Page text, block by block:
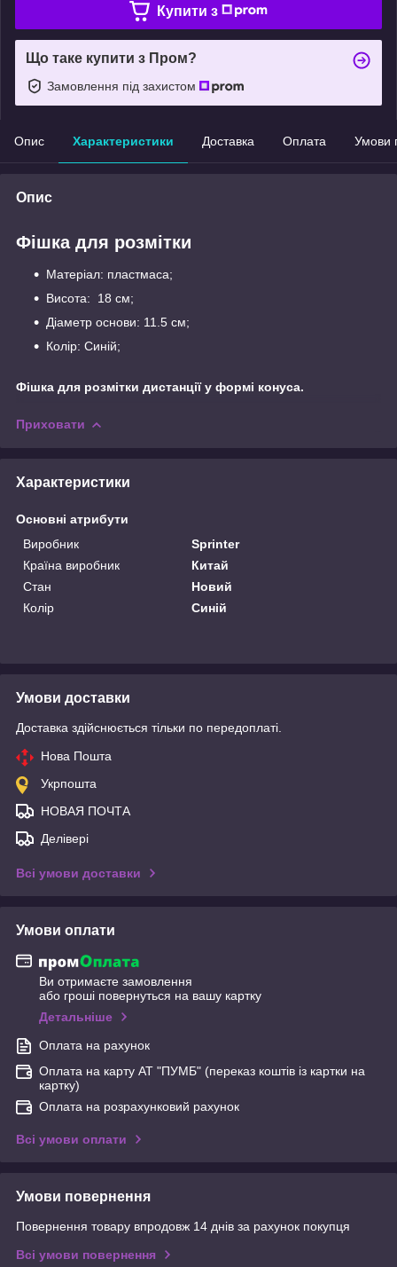
Купити з
Що таке купити з Пром?
Замовлення під захистом
Опис Характеристики Доставка Оплата Умови
Опис
Фішка для розмітки
Матеріал: пластмаса;
Висота: 18 см;
Діаметр основи: 11.5 см;
Колір: Синій;
Фішка для розмітки дистанції у формі конуса.
Приховати
Характеристики
Основні атрибути
Виробник
Sprinter
Країна виробник
Китай
Стан
Новий
Колір
Синій
Умови доставки
Доставка здійснюється тільки по передоплаті.
Нова Пошта
Укрпошта
НОВАЯ ПОЧТА
Делівері
Всі умови доставки
Умови оплати
Ви отримаєте замовлення
або гроші повернуться на вашу картку
Детальніше
Оплата на рахунок
Оплата на карту АТ "ПУМБ" (переказ коштів із картки на
картку)
Оплата на розрахунковий рахунок
Всі умови оплати
Умови повернення
Повернення товару впродовж 14 днів за рахунок покупця
Всі умови повернення